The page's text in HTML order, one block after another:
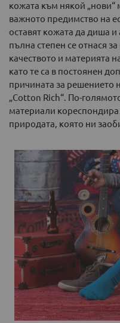
кожата към някой „нови“
важното предимство на
оставят кожата да диша и
пълна степен се отнася
качеството и материята
като те са в постоянен
причината за решението
„Cotton Rich“. По-
материали кореспондира
природата, която ни